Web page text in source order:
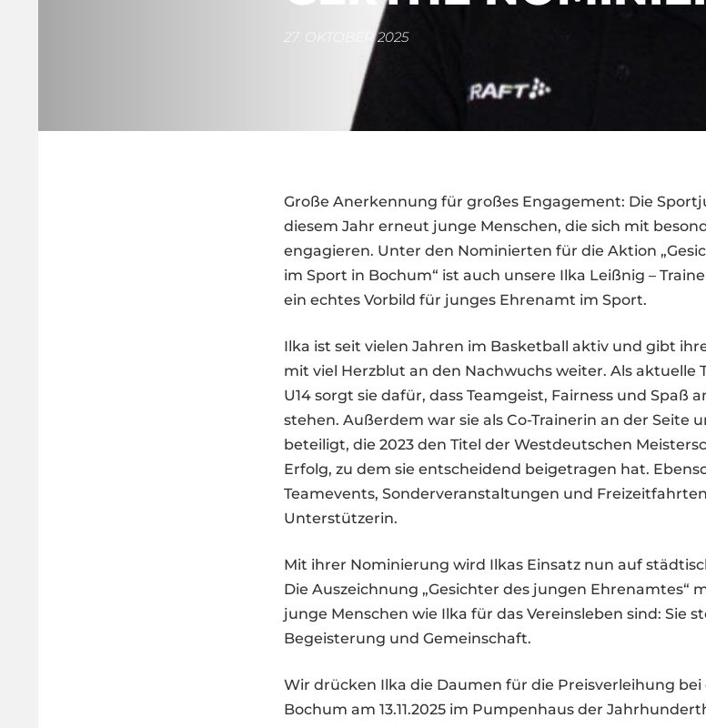
27. OKTOBER 2025
Große Anerkennung für großes Engagement: Die
diesem Jahr erneut junge Menschen, die sich mit
engagieren. Unter den Nominierten für die Aktion
im Sport in Bochum“ ist auch unsere Ilka Leißnig –
ein echtes Vorbild für junges Ehrenamt im Sport.
Ilka ist seit vielen Jahren im Basketball aktiv und gibt
mit viel Herzblut an den Nachwuchs weiter. Als aktuelle
U14 sorgt sie dafür, dass Teamgeist, Fairness und
stehen. Außerdem war sie als Co-Trainerin an der Seite
beteiligt, die 2023 den Titel der Westdeutschen
Erfolg, zu dem sie entscheidend beigetragen hat.
Teamevents, Sonderveranstaltungen und
Unterstützerin.
Mit ihrer Nominierung wird Ilkas Einsatz nun auf
Die Auszeichnung „Gesichter des jungen Ehrenamtes“
junge Menschen wie Ilka für das Vereinsleben sind: Sie
Begeisterung und Gemeinschaft.
Wir drücken Ilka die Daumen für die Preisverleihung
Bochum am 13.11.2025 im Pumpenhaus der